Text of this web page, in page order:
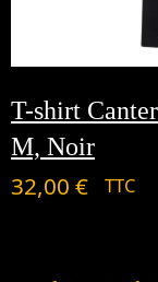
T-shirt
M, Noir
32,00 € TTC